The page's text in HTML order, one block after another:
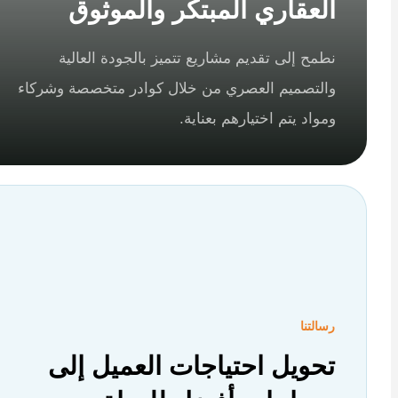
العقاري المبتكر والموثوق
نطمح إلى تقديم مشاريع تتميز بالجودة العالية
والتصميم العصري من خلال كوادر متخصصة وشركاء
ومواد يتم اختيارهم بعناية.
تحويل احتياجات العميل إلى